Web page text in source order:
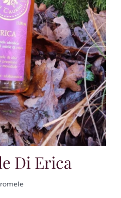
Di Erica